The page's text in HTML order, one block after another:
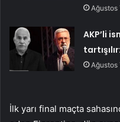
Ağustos
AKP’li
Ağustos
İlk yarı final maçta